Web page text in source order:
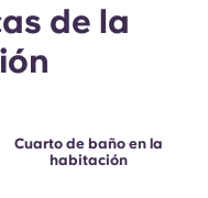
de la
Cuarto de baño en la
habitación